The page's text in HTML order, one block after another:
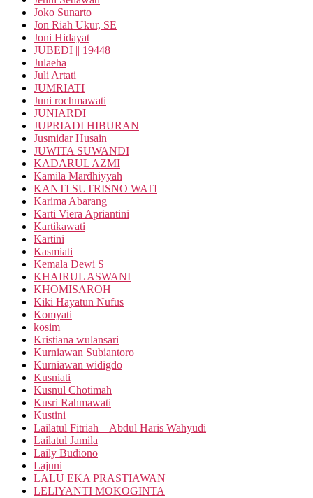
Joko Sunarto
Jon Riah Ukur, SE
Joni Hidayat
JUBEDI || 19448
Julaeha
Juli Artati
JUMRIATI
Juni rochmawati
JUNIARDI
JUPRIADI HIBURAN
Jusmidar Husain
JUWITA SUWANDI
KADARUL AZMI
Kamila Mardhiyyah
KANTI SUTRISNO WATI
Karima Abarang
Karti Viera Apriantini
Kartikawati
Kartini
Kasmiati
Kemala Dewi S
KHAIRUL ASWANI
KHOMISAROH
Kiki Hayatun Nufus
Komyati
kosim
Kristiana wulansari
Kurniawan Subiantoro
Kurniawan widigdo
Kusniati
Kusnul Chotimah
Kusri Rahmawati
Kustini
Lailatul Fitriah – Abdul Haris Wahyudi
Lailatul Jamila
Laily Budiono
Lajuni
LALU EKA PRASTIAWAN
LELIYANTI MOKOGINTA